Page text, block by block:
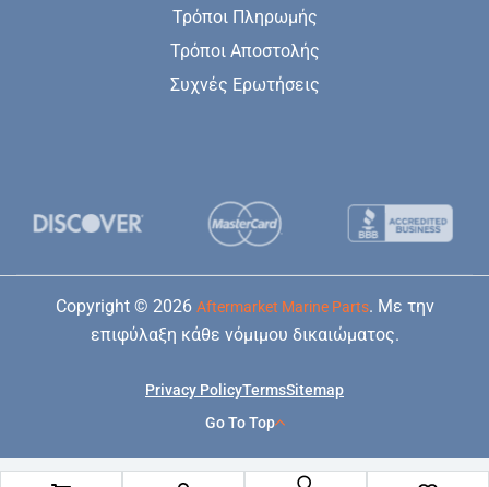
Τρόποι Πληρωμής
Τρόποι Αποστολής
Συχνές Ερωτήσεις
Copyright © 2026 Aftermarket Marine Parts. Με την
επιφύλαξη κάθε νόμιμου δικαιώματος.
Go To Top
Privacy PolicyTermsSitemap